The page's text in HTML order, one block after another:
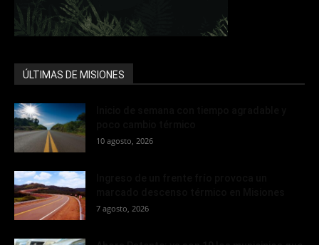
ÚLTIMAS DE MISIONES
10 agosto, 2026
7 agosto, 2026